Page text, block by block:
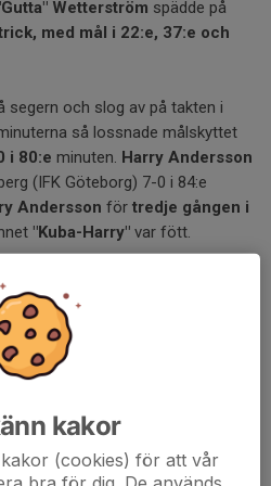
Wetterström spädde på
, med mål i 22:e, 37:e och
segern och slog av på takten i
så lossnade målskyttet
i 80:e minuten. Harry Andersson
(IFK Göteborg) 7-0 i 84:e
Andersson för tredje gången i
"Kuba-Harry" var fött.
Och
i VM-fotbollens
har segermarginalen tre
med 10-1 (1982) och mot
Jugoslavien som vann mot Zaire
kakor
(cookies) för att vår